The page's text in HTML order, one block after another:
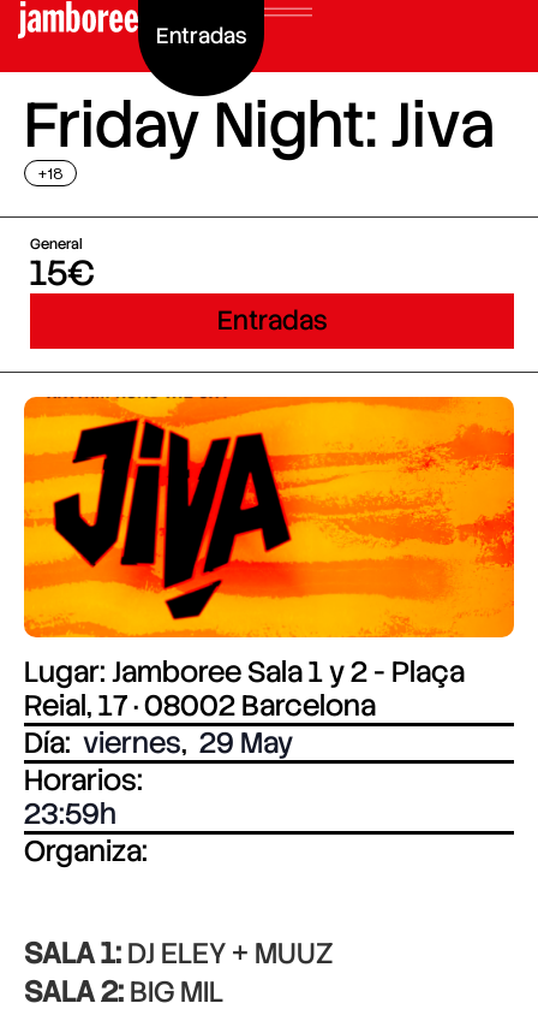
Entradas
Friday Night: Jiva
+18
General
15€
Entradas
Lugar: Jamboree Sala 1 y 2 - Plaça
Reial, 17 · 08002 Barcelona
Día: viernes, 29 May
Horarios:
23:59
Organiza:
SALA 1:DJ ELEY + MUUZ
SALA 2:BIG MIL